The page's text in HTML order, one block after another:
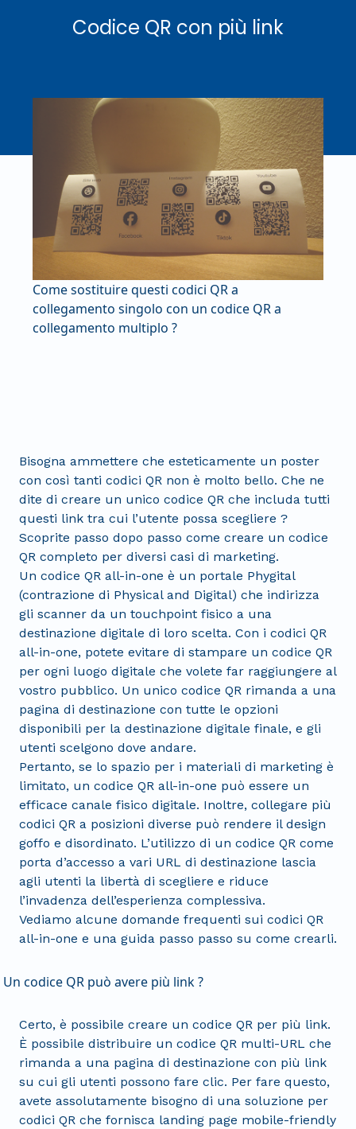
Codice QR con più link
Come sostituire questi codici QR a
collegamento singolo con un codice QR a
collegamento multiplo ?
Bisogna ammettere che esteticamente un poster
con così tanti codici QR non è molto bello. Che ne
dite di creare un unico codice QR che includa tutti
questi link tra cui l’utente possa scegliere ?
Scoprite passo dopo passo come creare un codice
QR completo per diversi casi di marketing.
Un codice QR all-in-one è un portale Phygital
(contrazione di Physical and Digital) che indirizza
gli scanner da un touchpoint fisico a una
destinazione digitale di loro scelta. Con i codici QR
all-in-one, potete evitare di stampare un codice QR
per ogni luogo digitale che volete far raggiungere al
vostro pubblico. Un unico codice QR rimanda a una
pagina di destinazione con tutte le opzioni
disponibili per la destinazione digitale finale, e gli
utenti scelgono dove andare.
Pertanto, se lo spazio per i materiali di marketing è
limitato, un codice QR all-in-one può essere un
efficace canale fisico digitale. Inoltre, collegare più
codici QR a posizioni diverse può rendere il design
goffo e disordinato. L’utilizzo di un codice QR come
porta d’accesso a vari URL di destinazione lascia
agli utenti la libertà di scegliere e riduce
l’invadenza dell’esperienza complessiva.
Vediamo alcune domande frequenti sui codici QR
all-in-one e una guida passo passo su come crearli.
Un codice QR può avere più link ?
Certo, è possibile creare un codice QR per più link.
È possibile distribuire un codice QR multi-URL che
rimanda a una pagina di destinazione con più link
su cui gli utenti possono fare clic. Per fare questo,
avete assolutamente bisogno di una soluzione per
codici QR che fornisca landing page mobile-friendly